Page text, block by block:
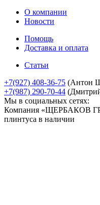
О компании
Новости
Помощь
Доставка и оплата
Статьи
+7(927) 408-36-75 (Антон
+7(987) 290-70-44
Мы в социальных сетях:
Компания «ЩЕРБАКОВ
плинтуса в наличии